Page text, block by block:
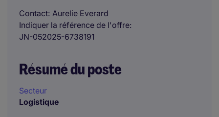
Contact Aurelie Everard
Indiquer la référence de l'offre
JN-052025-6738191
Résumé du poste
Secteur
Logistique